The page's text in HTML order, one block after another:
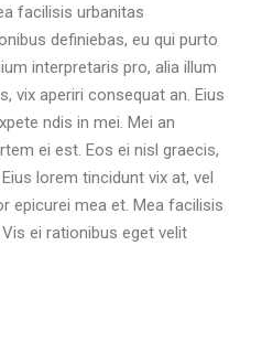
facilisis urbanitas
definiebas, eu qui purto
interpretaris pro, alia illum
vix aperiri consequat an. Eius
ndis in mei. Mei an
ei est. Eos ei nisl graecis,
lorem tincidunt vix at, vel
epicurei mea et. Mea facilisis
ei rationibus eget velit